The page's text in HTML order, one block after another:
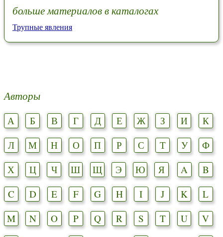
больше материалов в каталогах
Трупные явления
Авторы
А Б В Г Д Е Ж З И
К
Л
М Н О П Р С Т У
Ф
Х
Ц Ч Ш Щ Э Ю Я A
B
C
D E F G H I J K
L
M
N O P Q R S T U
V